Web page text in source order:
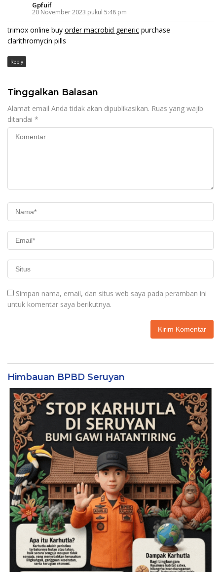
Gpfuif
20 November 2023 pukul 5:48 pm
trimox online buy order macrobid generic purchase
clarithromycin pills
Reply
Tinggalkan Balasan
Alamat email Anda tidak akan dipublikasikan. Ruas yang wajib
ditandai *
Simpan nama, email, dan situs web saya pada peramban ini
untuk komentar saya berikutnya.
Himbauan BPBD Seruyan